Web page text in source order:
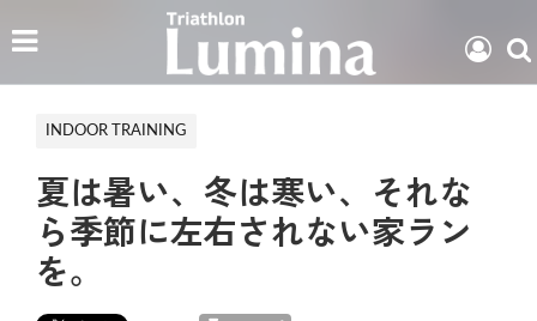
INDOOR TRAINING
夏は暑い、冬は寒い、それな
ら季節に左右されない家ラン
を。